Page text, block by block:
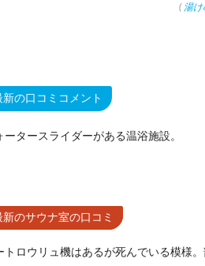
( 湯
新の口コミコメント
ータースライダーがある温浴施設。
新のサウナ室の口コミ
トロウリュ機はあるが死んでいる模様